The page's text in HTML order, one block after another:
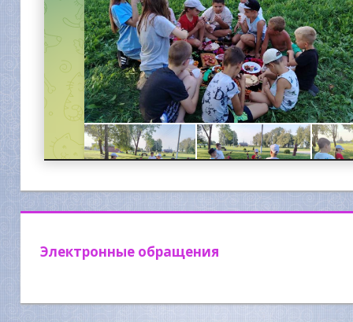
Электронные обращения